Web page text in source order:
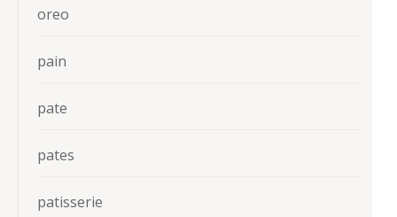
oreo
pain
pate
pates
patisserie